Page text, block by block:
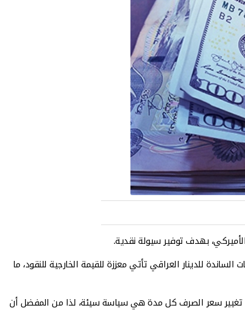
بهدف توفير سيولة نقدية.
للدينار العراقي تأتي معززة للقيمة الخارجية للنقود، ما
تغيير سعر الصرف كل مدة هي سياسة سيئة، لذا من المفضل أن